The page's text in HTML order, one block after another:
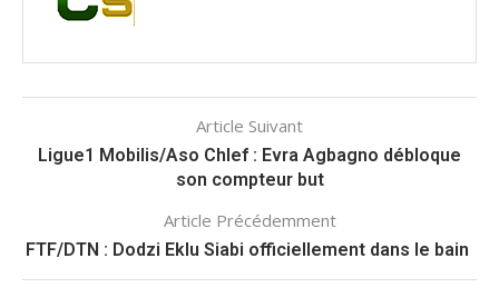
Article Suivant
Ligue1 Mobilis/Aso Chlef : Evra Agbagno débloque
son compteur but
Article Précédemment
FTF/DTN : Dodzi Eklu Siabi officiellement dans le bain